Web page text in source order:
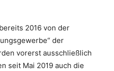
2016 von der
der
vorerst ausschließlich
seit Mai 2019 auch die